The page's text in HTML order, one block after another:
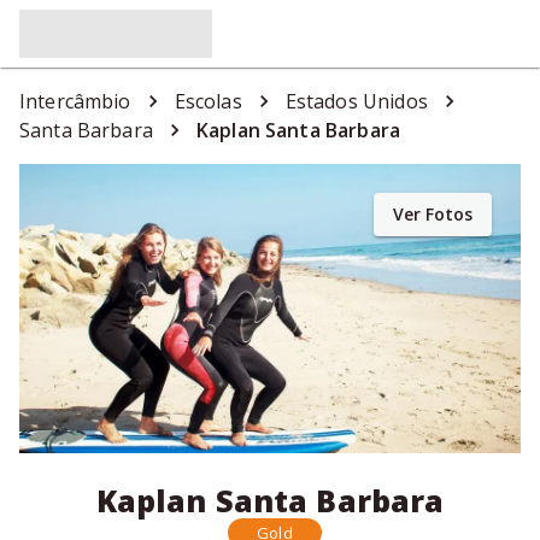
Intercâmbio Escolas
Estados Unidos
Santa Barbara
Kaplan Santa Barbara
Ver Fotos
Kaplan Santa Barbara
Gold